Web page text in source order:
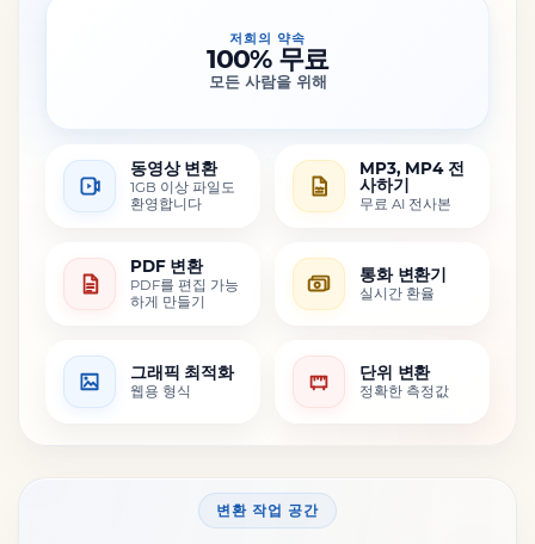
저희의 약속
100% 무료
모든 사람을 위해
동영상 변환
1GB 이상 파일도
환영합니다
MP3, MP4 전
사하기
무료 AI 전사본
PDF 변환
PDF를 편집 가능
하게 만들기
통화 변환기
실시간 환율
그래픽 최적화
웹용 형식
단위 변환
정확한 측정값
변환 작업 공간